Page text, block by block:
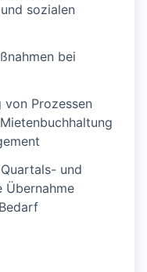
sozialen
bei
von Prozessen
und
Übernahme